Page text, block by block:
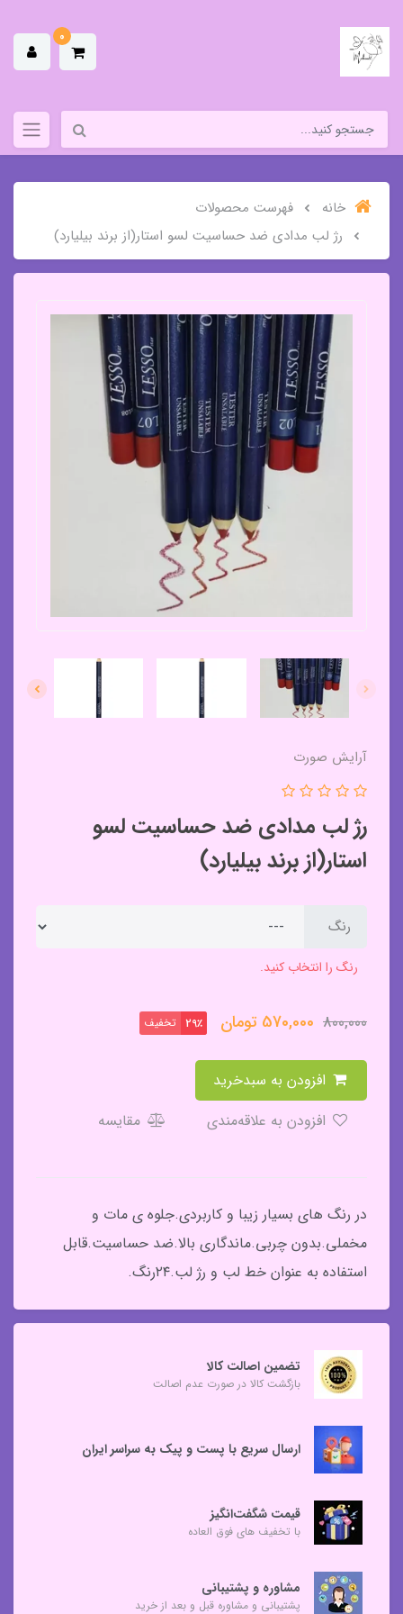
0
خانه
فهرست محصولات
رژ لب مدادی ضد حساسیت لسو استار(از برند بیلیارد)
آرایش صورت
رژ لب مدادی ضد حساسیت لسو
استار(از برند بیلیارد)
رنگ
رنگ را انتخاب کنید.
800,000
570,000 تومان 29٪ تخفیف
مقایسه
در رنگ های بسیار زیبا و کاربردی.جلوه ی مات و
مخملی.بدون چربی.ماندگاری بالا.ضد حساسیت.قابل
استفاده به عنوان خط لب و رژ لب.۲۴رنگ.
تضمین اصالت کالا
بازگشت کالا در صورت عدم اصالت
ارسال سریع با پست و پیک به سراسر ایران
قیمت شگفت‌انگیز
با تخفیف های فوق العاده
مشاوره و پشتیبانی
پشتیبانی و مشاوره قبل و بعد از خرید